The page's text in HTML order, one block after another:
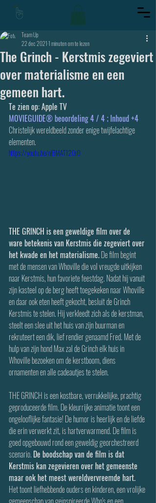
The Grinch - Kerstmis zegeviert
over materialisme en een
gemeen hart.
Team Up
22 dec 20211 minuten om te lezen
Te zien op: Apple TV
MOVIEGUIDE® beoordeling 4 / 4 ; Inhoud +4
Christelijk wereldbeeld zonder enige twijfelachtige
elementen.
https://youtu.be/nIBMAT120r0
THE GRINCH is een geweldige film over de
ware betekenis van Kerstmis die zegeviert over
het kwade en het materialisme. De film begint
met de mensen van Whoville die vol vreugde uitkijken
naar Kerstmis, hun favoriete feestdag. Nadat hij vanuit
zijn kasteel op de berg heeft toegekeken naar Whoville
en daar ook eten heeft gekocht, besluit de Grinch
Kerstmis te stelen. Hij verkleedt zich als de kerstman,
steelt een slee uit het huis van zijn buurman en
rekruteert een dik, lief rendier genaamd Fred. Met de
hulp van zijn hond Max zal de Grinch elk huis in
Whoville bezoeken om de kerstboom, diens
ornamenten en alle cadeautjes te stelen.
THE GRINCH is een kostbare, verrukkelijke, prachtig
geproduceerde film. De kleurrijke animatie toont een
ongelooflijke fantasie! De humor is heerlijk en de liefde
die erin verwerkt zit, is hartverwarmend. De film is
goed opgebouwd rond een geweldig georchestreerd
scenario. De boodschap van de film is dat
Kerstmis kan zegevieren over het gemeenste
maar ook het meest wereldvervreemde hart.
Het toont liefhebbende ouders en kinderen, een vrolijke